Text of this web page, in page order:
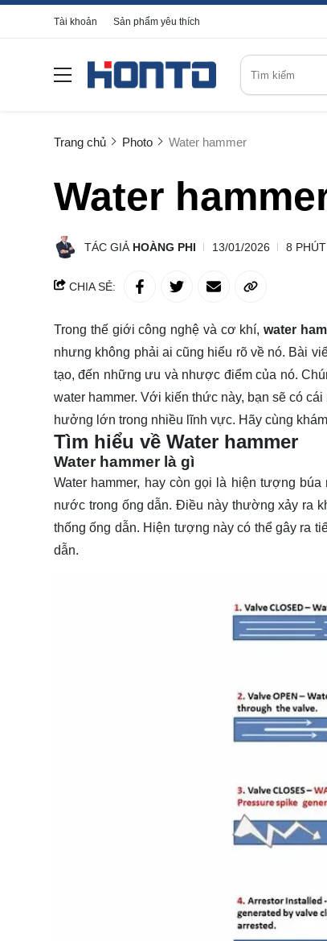
Tài khoản Sản phẩm yêu thích
Trang chủ Photo Water hammer
Water
TÁC GIẢ HOÀNG PHI 13/01/2026 8
CHIA SẺ:
Trong thế giới công nghệ và cơ khí, water
nhưng không phải ai cũng hiểu rõ về nó. Bài
tạo, đến những ưu và nhược điểm của nó.
water hammer. Với kiến thức này, bạn sẽ có
hưởng lớn trong nhiều lĩnh vực. Hãy cùng
Tìm hiểu về Water hammer
Water hammer là gì
Water hammer, hay còn gọi là hiện tượng
nước trong ống dẫn. Điều này thường xảy ra
thống ống dẫn. Hiện tượng này có thể gây ra
dẫn.